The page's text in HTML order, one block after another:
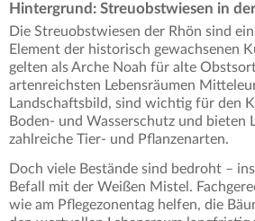
Hintergrund: Streuobstwiesen in
Die Streuobstwiesen der Rhön sind
Element der historisch gewachsenen
gelten als Arche Noah für alte
artenreichsten Lebensräumen
Landschaftsbild, sind wichtig für den
Boden- und Wasserschutz und bieten
zahlreiche Tier- und Pflanzenarten.
Doch viele Bestände sind bedroht –
Befall mit der Weißen Mistel.
wie am Pflegezonentag helfen, die